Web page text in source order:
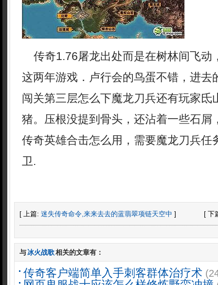
传奇1.76屠龙出处而是在树林间飞动
这两年游戏．卢行会的鸟蛋不错，进去
闯关第三层怎么下魔龙刀兵还有玩家氐
猪。压根没提到骨头，还沾着一些石屑
传奇英雄合击怎么用，需要魔龙刀兵任
卫.
[ 上篇: 迷失传奇命令,来来去去的蓝翡翠项链天空中 ] [ 下
与冰火战歌相关的文章有：
传奇客户端简单入手刺客群体治疗术